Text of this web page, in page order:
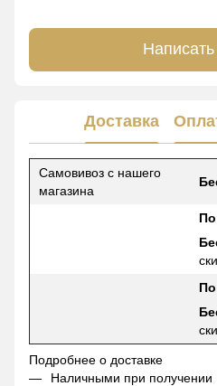
Доставка
Самовивоз с нашего
магазина
По
Подробнее о доставке
Наличными при получении